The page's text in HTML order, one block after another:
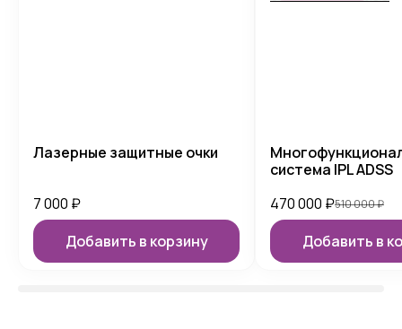
Лазерные защитные очки
7 000 ₽
Добавить в корзину
система IPL ADSS
470 000 ₽510 000₽
Добавить в